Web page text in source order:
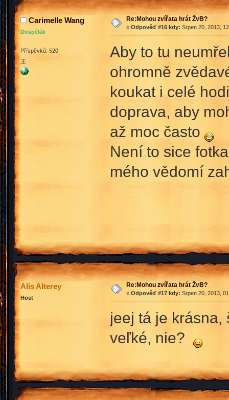
Carimelle Wang
Dospělák
Příspěvků: 520
王
Re:Mohou zvířata hrát ŽvB?
« Odpověď #16 kdy: Srpen 20, 2013,
Aby to tu
ohromně
koukat i celé
doprava, aby
až moc často
Není to sice
mého vědomí
Alis Alterey
Host
Re:Mohou zvířata hrát ŽvB?
« Odpověď #17 kdy: Srpen 20, 2013,
jeej tá je krásna,
veľké, nie?